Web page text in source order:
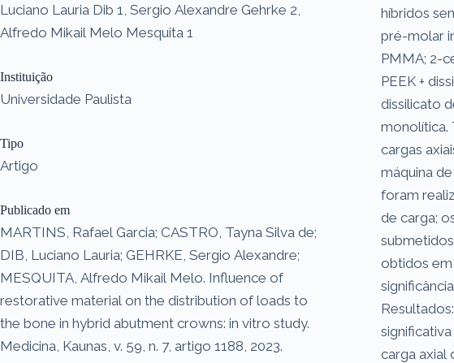
Luciano Lauria Dib 1, Sergio Alexandre Gehrke 2,
Alfredo Mikail Melo Mesquita 1
Instituição
Universidade Paulista
Tipo
Artigo
Publicado em
MARTINS, Rafael Garcia; CASTRO, Tayna Silva de;
DIB, Luciano Lauria; GEHRKE, Sergio Alexandre;
MESQUITA, Alfredo Mikail Melo. Influence of
restorative material on the distribution of loads to
the bone in hybrid abutment crowns: in vitro study.
Medicina, Kaunas, v. 59, n. 7, artigo 1188, 2023.
híbridos
pré-molar
PMMA; 2-
PEEK +
dissilicato
monolítica.
cargas
máquina
foram
de carga;
obtidos
carga axial